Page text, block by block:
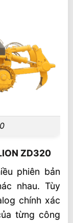
ZD320
phiên bản
nhau. Tùy
chính xác
từng công